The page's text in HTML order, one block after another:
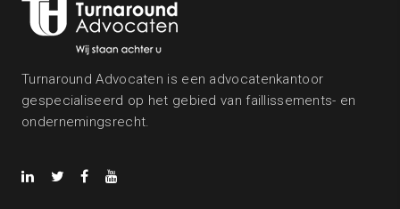
Turnaround Advocaten is een advocatenkantoor
gespecialiseerd op het gebied van faillissements- en
ondernemingsrecht.